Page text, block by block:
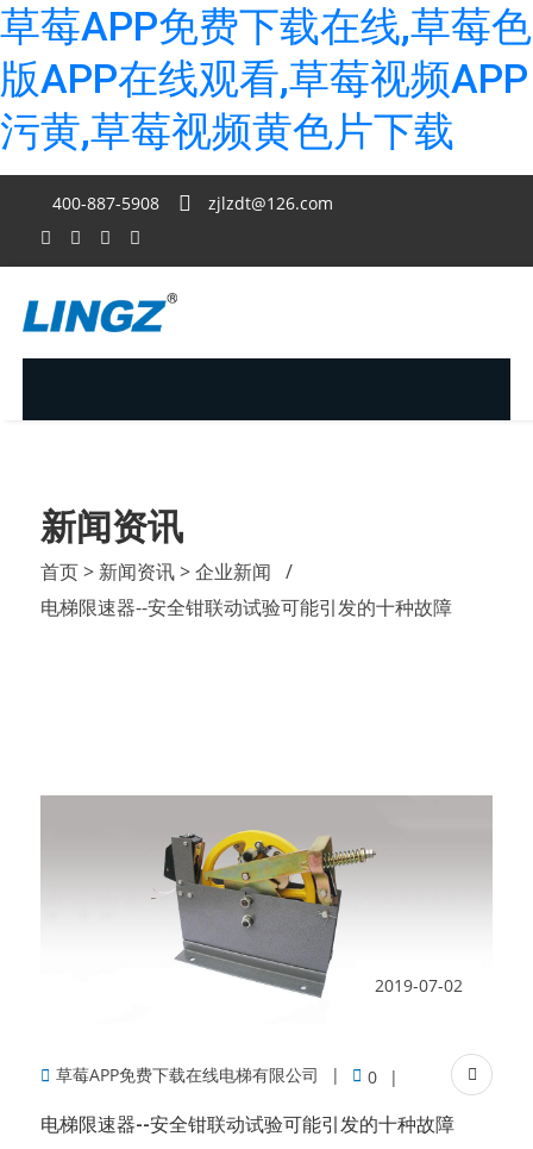
草莓APP免费下载在线,草莓色
版APP在线观看,草莓视频APP
污黄,草莓视频黄色片下载
400-887-5908 zjlzdt@126.com
新闻资讯
首页> 新闻资讯> 企业新闻
电梯限速器--安全钳联动试验可能引发的十种故障
2019-07-02
草莓APP免费下载在线电梯有限公司 0
电梯限速器--安全钳联动试验可能引发的十种故障